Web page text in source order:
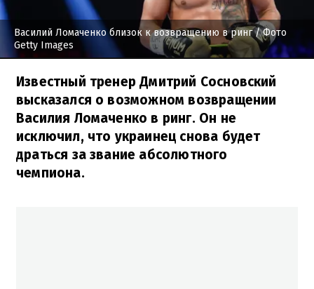
Василий Ломаченко близок к возвращению в ринг/ Фото
Getty Images
Известный тренер Дмитрий Сосновский
высказался о возможном возвращении
Василия Ломаченко в ринг. Он не
исключил, что украинец снова будет
драться за звание абсолютного
чемпиона.